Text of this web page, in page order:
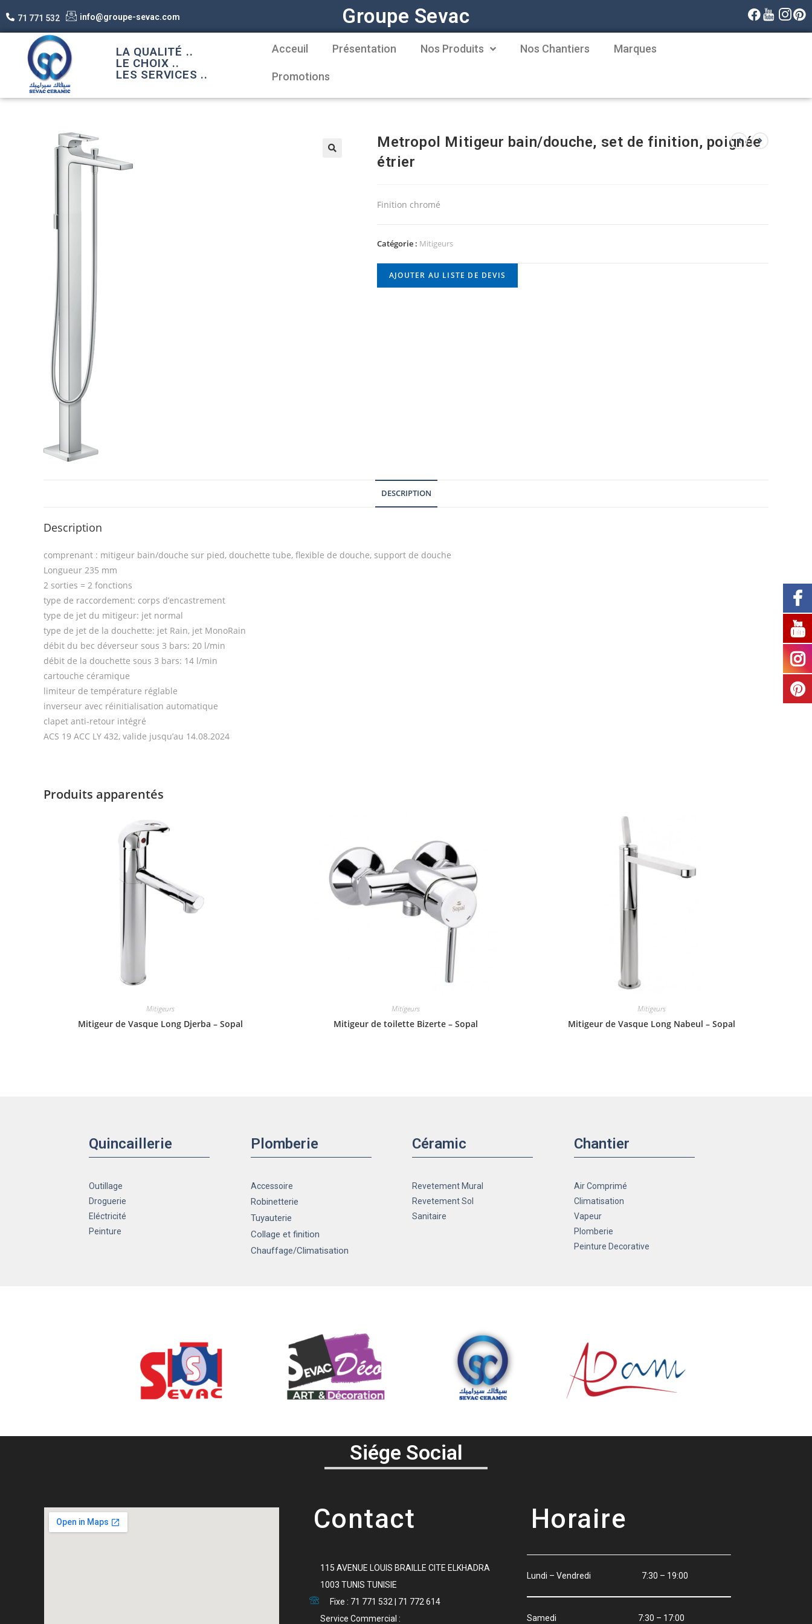
71 771 532 info@groupe-sevac.com Groupe Sevac
LA QUALITÉ ..
LE CHOIX ..
LES SERVICES ..
Acceuil Présentation Nos Produits Nos Chantiers Marques
Promotions
Metropol Mitigeur bain/douche, set de finition, poignée
étrier
Finition chromé
Catégorie : Mitigeurs
AJOUTER AU LISTE DE DEVIS
DESCRIPTION
Description
comprenant : mitigeur bain/douche sur pied, douchette tube, flexible de douche, support de douche
Longueur 235 mm
2 sorties = 2 fonctions
type de raccordement: corps d’encastrement
type de jet du mitigeur: jet normal
type de jet de la douchette: jet Rain, jet MonoRain
débit du bec déverseur sous 3 bars: 20 l/min
débit de la douchette sous 3 bars: 14 l/min
cartouche céramique
limiteur de température réglable
inverseur avec réinitialisation automatique
clapet anti-retour intégré
ACS 19 ACC LY 432, valide jusqu’au 14.08.2024
Produits apparentés
Mitigeurs
Mitigeur de Vasque Long Djerba – Sopal
Mitigeurs
Mitigeur de toilette Bizerte – Sopal
Mitigeurs
Mitigeur de Vasque Long Nabeul – Sopal
Quincaillerie
Outillage
Droguerie
Eléctricité
Peinture
Plomberie
Accessoire
Robinetterie
Tuyauterie
Collage et finition
Chauffage/Climatisation
Céramic
Revetement Mural
Revetement Sol
Sanitaire
Chantier
Air Comprimé
Climatisation
Vapeur
Plomberie
Peinture Decorative
Siége Social
Contact
115 AVENUE LOUIS BRAILLE CITE ELKHADRA
1003 TUNIS TUNISIE
Fixe : 71 771 532 | 71 772 614
Service Commercial :
Horaire
Lundi – Vendredi 7:30 – 19:00
Samedi 7:30 – 17:00